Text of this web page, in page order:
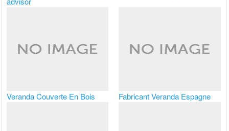
Veranda Couverte En Bois Fabricant Veranda Espagne